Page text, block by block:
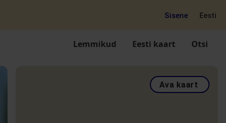
Sisene Eesti
Lemmikud Eesti kaart Otsi
Ava kaart